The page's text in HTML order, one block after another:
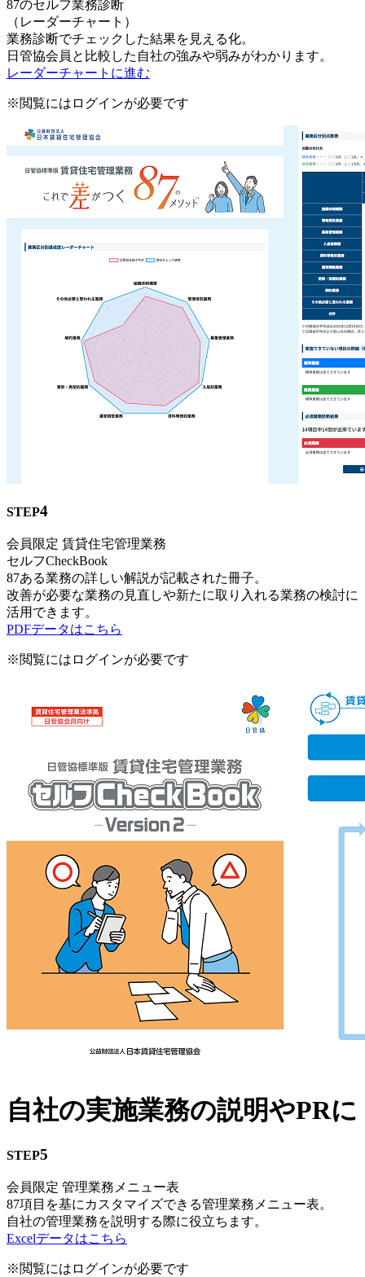
87のセルフ業務診断
（レーダーチャート）
業務診断でチェックした結果を見える化。
日管協会員と比較した自社の強みや弱みがわかります。
レーダーチャートに進む
※閲覧にはログインが必要です
STEP4
会員限定 賃貸住宅管理業務
セルフCheckBook
87ある業務の詳しい解説が記載された冊子。
改善が必要な業務の見直しや新たに取り入れる業務の検討に
活用できます。
PDFデータはこちら
※閲覧にはログインが必要です
自社の実施業務の説明やPRに
STEP5
会員限定 管理業務メニュー表
87項目を基にカスタマイズできる管理業務メニュー表。
自社の管理業務を説明する際に役立ちます。
Excelデータはこちら
※閲覧にはログインが必要です